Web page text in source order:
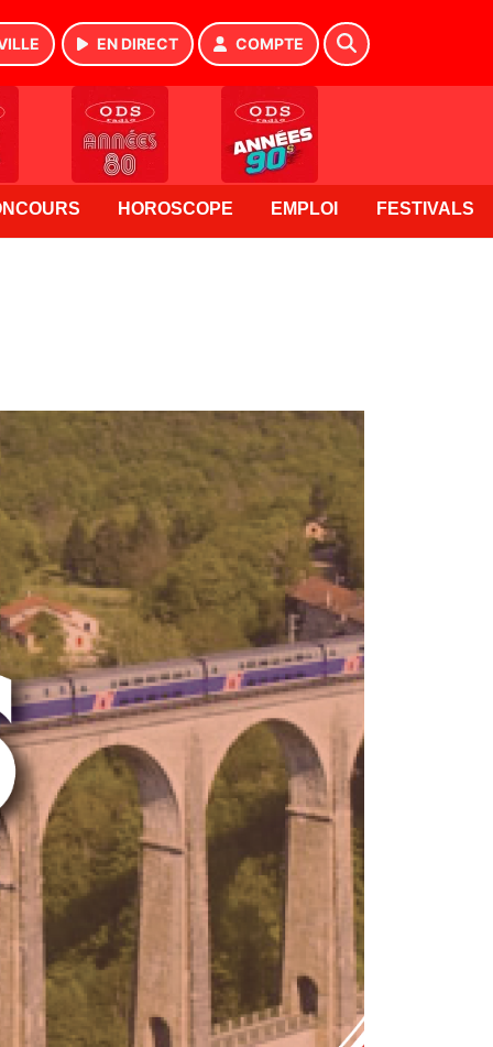
EN DIRECT COMPTE
HOROSCOPE EMPLOI FESTIVALS